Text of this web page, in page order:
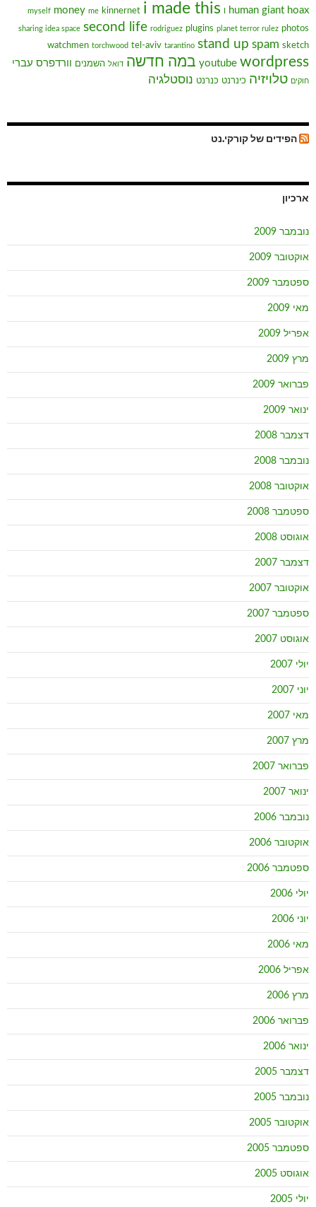
hoax
human giant
i made this
kinnernet
me
money
myself
photos
planet terror rulez
plugins
rodriguez
second life
sharing idea space
sketch
spam
stand up
tarantino
tel-aviv
torchwood
watchmen
wordpress
youtube במה חדשה דואל השמנים וורדפרס עברי
חוקים טלויזיה כינרנט כנרנט נוסטלגיה
הפידים של קורקי.נט
ארכיון
נובמבר 2009
אוקטובר 2009
ספטמבר 2009
מאי 2009
אפריל 2009
מרץ 2009
פברואר 2009
ינואר 2009
דצמבר 2008
נובמבר 2008
אוקטובר 2008
ספטמבר 2008
אוגוסט 2008
דצמבר 2007
אוקטובר 2007
ספטמבר 2007
אוגוסט 2007
יולי 2007
יוני 2007
מאי 2007
מרץ 2007
פברואר 2007
ינואר 2007
נובמבר 2006
אוקטובר 2006
ספטמבר 2006
יולי 2006
יוני 2006
מאי 2006
אפריל 2006
מרץ 2006
פברואר 2006
ינואר 2006
דצמבר 2005
נובמבר 2005
אוקטובר 2005
ספטמבר 2005
אוגוסט 2005
יולי 2005